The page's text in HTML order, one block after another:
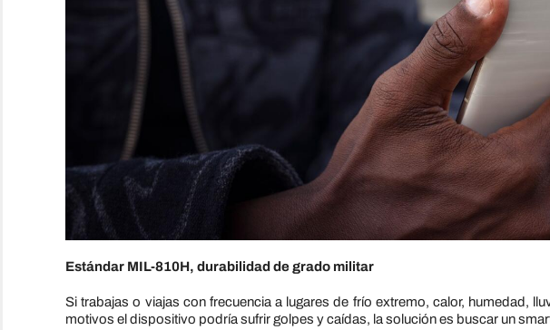
Estándar MIL-810H, durabilidad de grado militar
Si trabajas o viajas con frecuencia a lugares de frío extremo, calor, humedad,
motivos el dispositivo podría sufrir golpes y caídas, la solución es buscar un